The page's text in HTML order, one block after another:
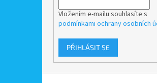
Vložením e-mailu souhlasíte s
podmínkami ochrany osobních
PŘIHLÁSIT SE